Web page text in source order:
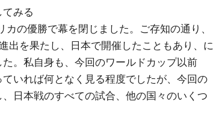
みる
の優勝で幕を閉じました。ご存知の通り、
出を果たし、日本で開催したこともあり、に
。私自身も、今回のワールドカップ以前
いれば何となく見る程度でしたが、今回の
日本戦のすべての試合、他の国々のいくつ